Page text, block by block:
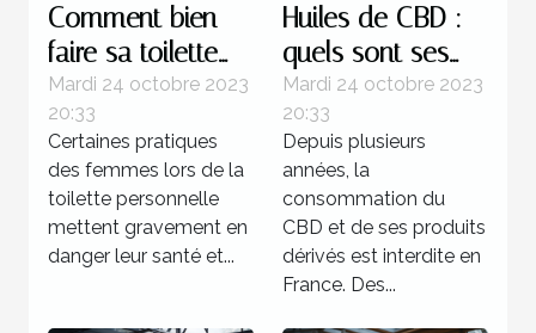
Comment bien
faire sa toilette
intime ?
Mardi 24 octobre 2023
20:33
Certaines pratiques
des femmes lors de la
toilette personnelle
mettent gravement en
danger leur santé et...
Huiles de CBD :
quels sont ses
bienfaits sur
l’organisme ?
Mardi 24 octobre 2023
20:33
Depuis plusieurs
années, la
consommation du
CBD et de ses produits
dérivés est interdite en
France. Des...